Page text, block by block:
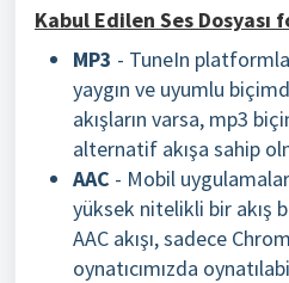
Kabul Edilen Ses Dosyası
MP3 - TuneIn
yaygın ve uyumlu
akışların varsa, mp3
alternatif akışa sahip
AAC - Mobil
yüksek nitelikli bir akış
AAC akışı, sadece
oynatıcımızda